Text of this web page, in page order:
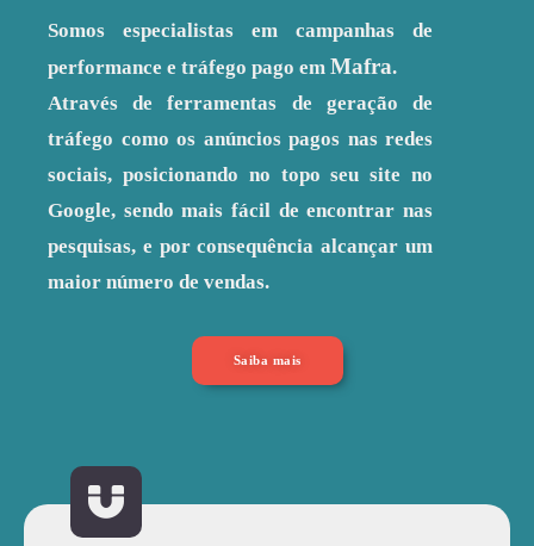
Somos especialistas em campanhas de
performance e tráfego pago em Mafra.
Através de ferramentas de geração de
tráfego como os anúncios pagos nas redes
sociais, posicionando no topo seu site no
Google, sendo mais fácil de encontrar nas
pesquisas, e por consequência alcançar um
maior número de vendas.
Saiba mais